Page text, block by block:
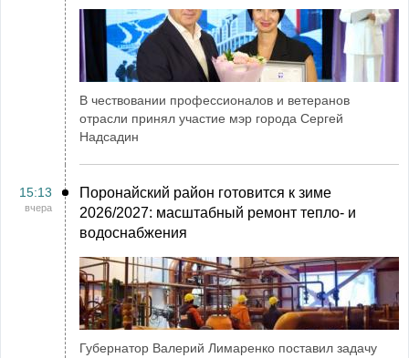
В чествовании профессионалов и ветеранов
отрасли принял участие мэр города Сергей
Надсадин
15:13
вчера
Поронайский район готовится к зиме
2026/2027: масштабный ремонт тепло- и
водоснабжения
Губернатор Валерий Лимаренко поставил задачу